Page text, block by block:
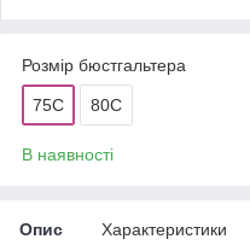
Розмір бюстгальтера
75C 80С
В наявності
Опис Характеристики